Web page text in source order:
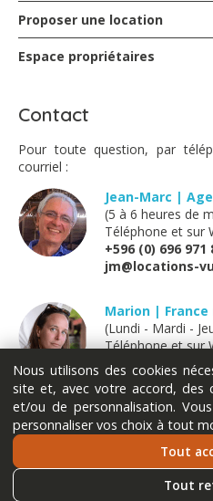
Proposer une location
Espace propriétaires
Contact
Pour toute question, par
courriel :
Jean-Marc |
(5 à 6 heures de
Téléphone et sur
+596 (0) 696 971
jm@locations-
Marion |
(Lundi - Mardi -
Téléphone et sur
+33 (0) 611 289
Nous utilisons des cookies
site et, avec votre accord, des
et/ou de personnalisation.
personnaliser vos choix à tout
Tout
Tout